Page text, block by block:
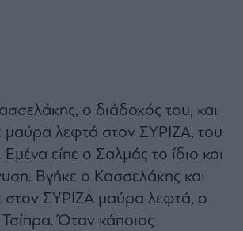
ο διάδοχός του, και
μαύρα λεφτά στον ΣΥΡΙΖΑ, του
είπε ο Σαλμάς το ίδιο και
Βγήκε ο Κασσελάκης και
στον ΣΥΡΙΖΑ μαύρα λεφτά, ο
Όταν κάποιος